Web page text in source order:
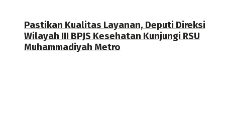
Pastikan Kualitas Layanan, Deputi Direksi
Wilayah III BPJS Kesehatan Kunjungi RSU
Muhammadiyah Metro